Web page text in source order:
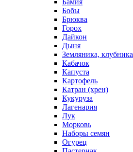
Бамия
Бобы
Брюква
Горох
Дайкон
Дыня
Земляника, клубника
Кабачок
Капуста
Картофель
Катран (хрен)
Кукуруза
Лагенария
Лук
Морковь
Наборы семян
Огурец